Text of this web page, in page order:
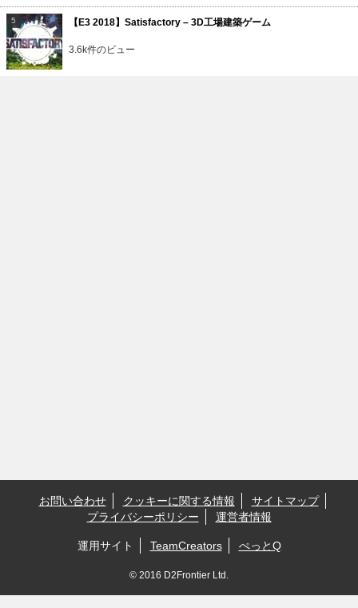
【E3 2018】Satisfactory – 3D工場建築ゲーム
3.6k件のビュー
お問い合わせ クッキーに関する情報
サイトマップ
プライバシーポリシー
運営者情報
運用サイト TeamCreators ぺっとQ
© 2016 D2Frontier Ltd.